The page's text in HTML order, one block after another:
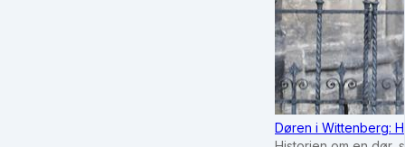
Døren i Wittenberg: